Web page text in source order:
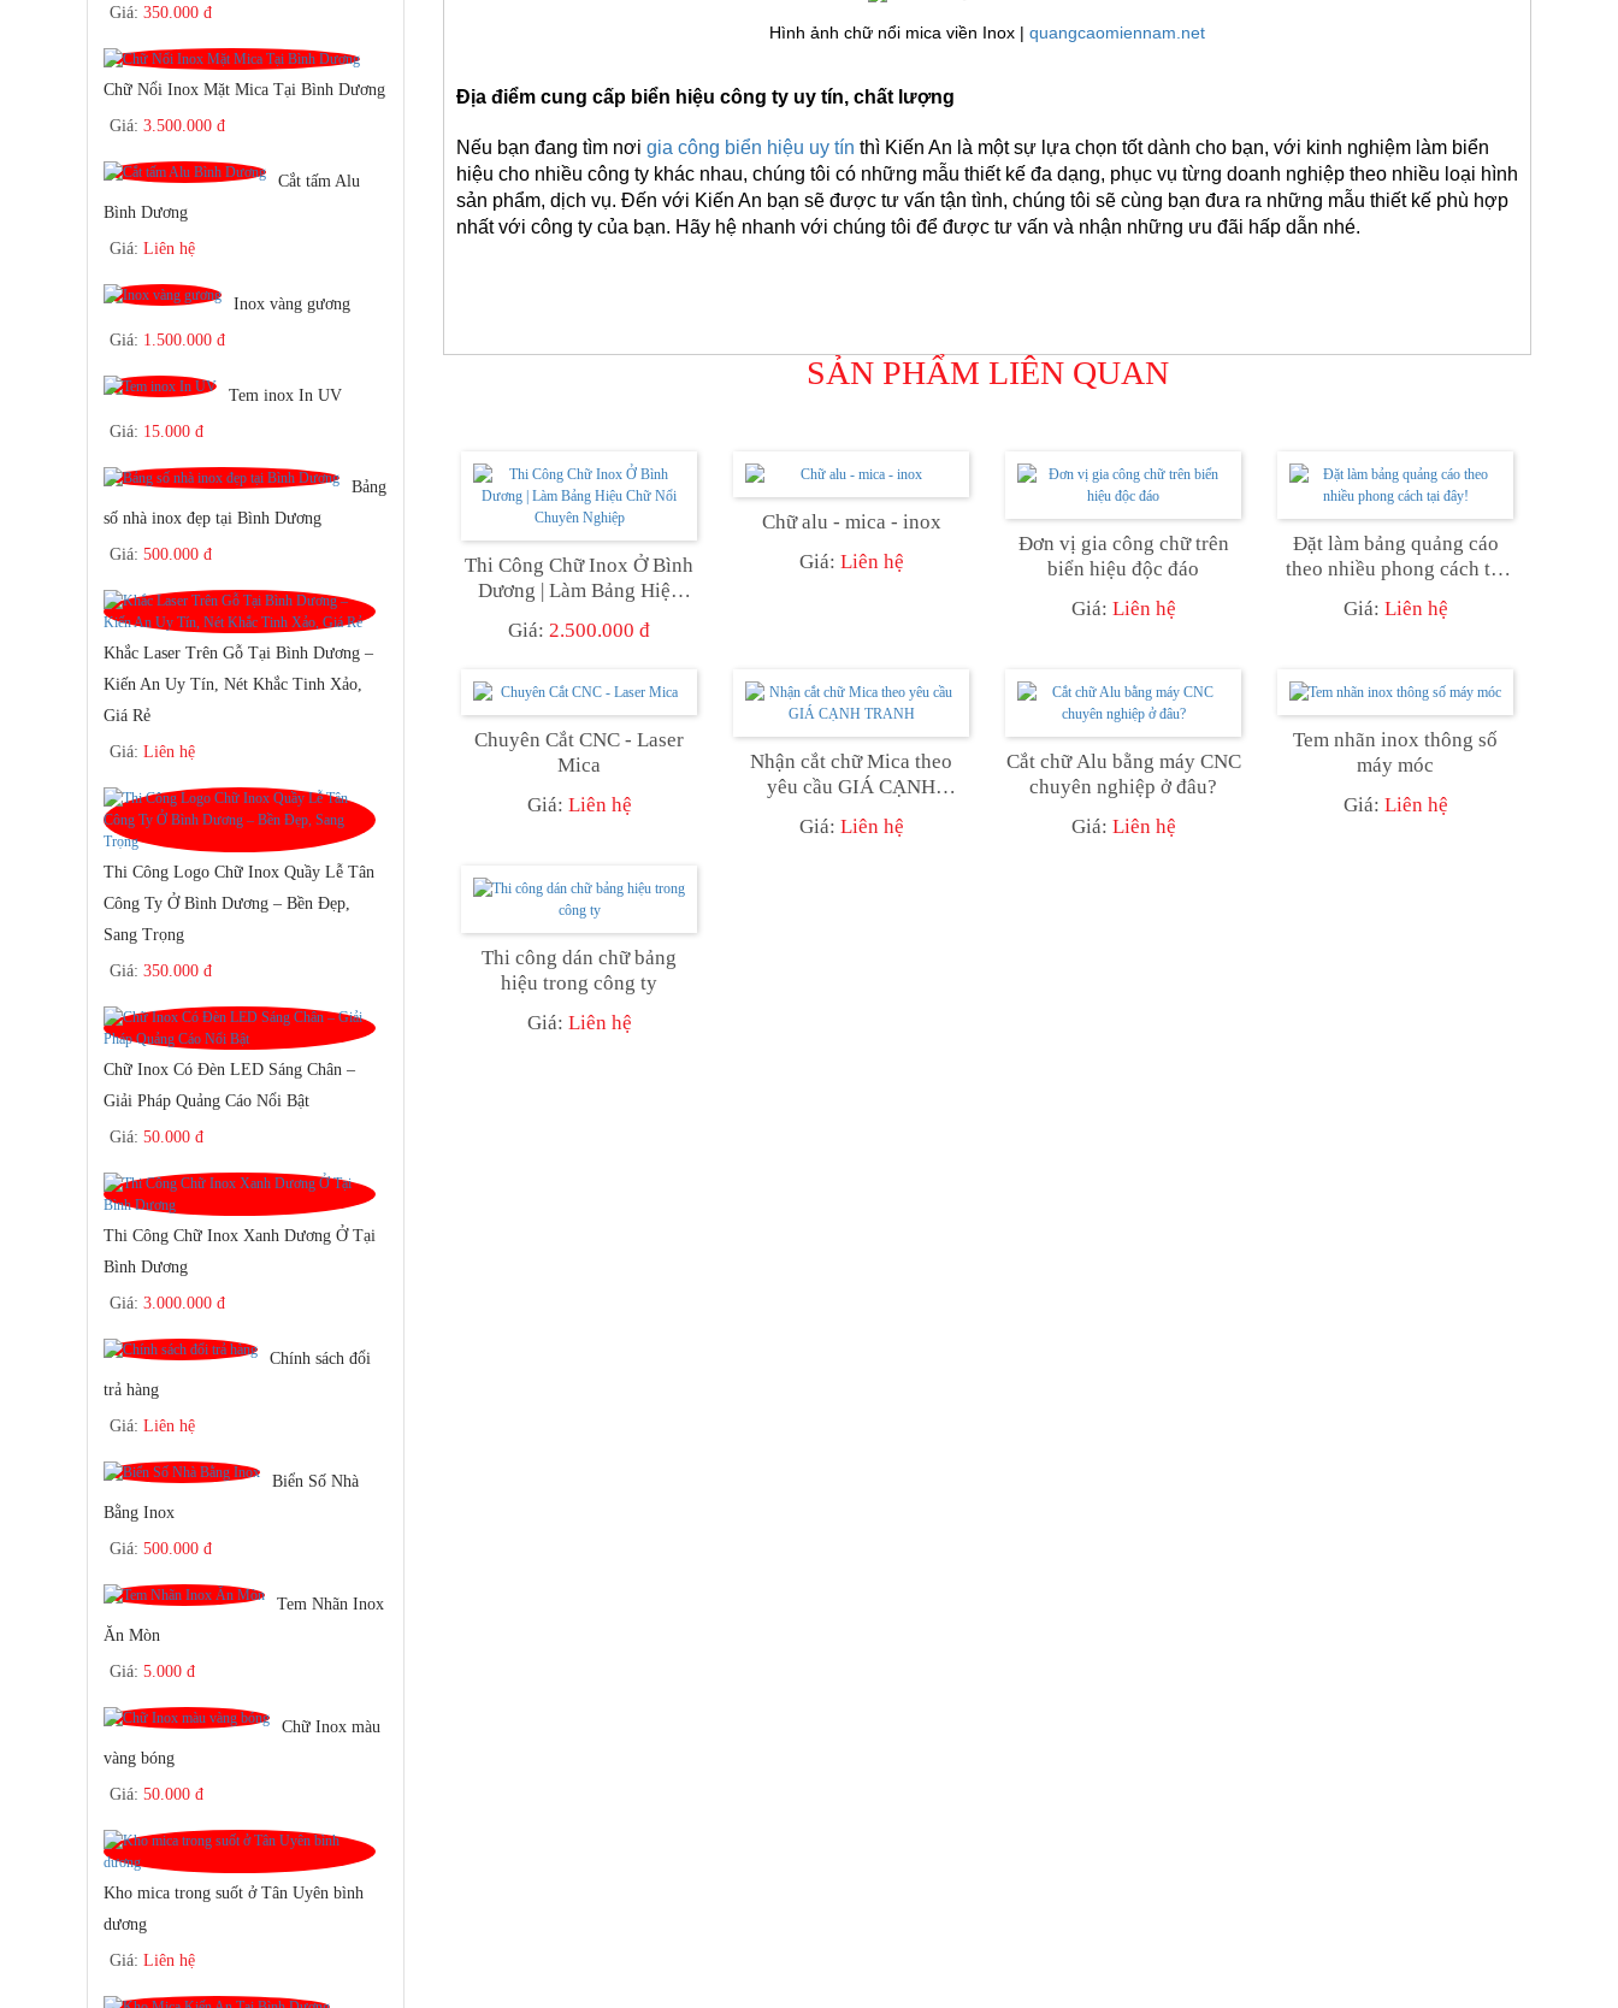
Giá: 350.000 đ
Chữ Nổi Inox Mặt Mica Tại Bình Dương
Giá: 3.500.000 đ
Cắt tấm Alu
Bình Dương
Giá: Liên hệ
Inox vàng gương
Giá: 1.500.000 đ
Tem inox In UV
Giá: 15.000 đ
Bảng
số nhà inox đẹp tại Bình Dương
Giá: 500.000 đ
Khắc Laser Trên Gỗ Tại Bình Dương –
Kiến An Uy Tín, Nét Khắc Tinh Xảo,
Giá Rẻ
Giá: Liên hệ
Thi Công Logo Chữ Inox Quầy Lễ Tân
Công Ty Ở Bình Dương – Bền Đẹp,
Sang Trọng
Giá: 350.000 đ
Chữ Inox Có Đèn LED Sáng Chân –
Giải Pháp Quảng Cáo Nổi Bật
Giá: 50.000 đ
Thi Công Chữ Inox Xanh Dương Ở Tại
Bình Dương
Giá: 3.000.000 đ
Chính sách đổi
trả hàng
Giá: Liên hệ
Biển Số Nhà
Bằng Inox
Giá: 500.000 đ
Tem Nhãn Inox
Ăn Mòn
Giá: 5.000 đ
Chữ Inox màu
vàng bóng
Giá: 50.000 đ
Kho mica trong suốt ở Tân Uyên bình
dương
Giá: Liên hệ
Hình ảnh chữ nổi mica viền Inox | quangcaomiennam.net
Địa điểm cung cấp biển hiệu công ty uy tín, chất lượng
Nếu bạn đang tìm nơi gia công biển hiệu uy tín thì Kiến An là một sự lựa chọn tốt dành cho bạn, với kinh nghiệm làm biển
hiệu cho nhiều công ty khác nhau, chúng tôi có những mẫu thiết kế đa dạng, phục vụ từng doanh nghiệp theo nhiều loại hình
sản phẩm, dịch vụ. Đến với Kiến An bạn sẽ được tư vấn tận tình, chúng tôi sẽ cùng bạn đưa ra những mẫu thiết kế phù hợp
nhất với công ty của bạn. Hãy hệ nhanh với chúng tôi để được tư vấn và nhận những ưu đãi hấp dẫn nhé.
SẢN PHẨM LIÊN QUAN
Thi Công Chữ Inox Ở Bình
Dương | Làm Bảng Hiệu
Giá: 2.500.000 đ
Chữ alu - mica - inox
Giá: Liên hệ
Đơn vị gia công chữ trên
biển hiệu độc đáo
Giá: Liên hệ
Đặt làm bảng quảng cáo
theo nhiều phong cách tại
Giá: Liên hệ
Chuyên Cắt CNC - Laser
Mica
Giá: Liên hệ
Nhận cắt chữ Mica theo
yêu cầu GIÁ CẠNH
Giá: Liên hệ
Cắt chữ Alu bằng máy CNC
chuyên nghiệp ở đâu?
Giá: Liên hệ
Tem nhãn inox thông số
máy móc
Giá: Liên hệ
Thi công dán chữ bảng
hiệu trong công ty
Giá: Liên hệ